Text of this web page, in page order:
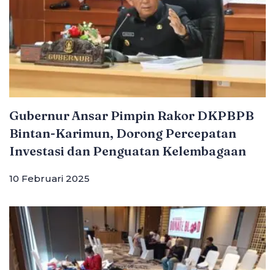
Gubernur Ansar Pimpin Rakor DKPBPB
Bintan-Karimun, Dorong Percepatan
Investasi dan Penguatan Kelembagaan
10 Februari 2025